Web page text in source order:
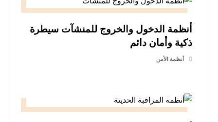
أنظمة الدخول والخروج للمنشآت سيطرة
ذكية وأمان دائم
أنظمة الأمن